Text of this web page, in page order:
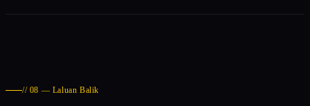
// 08 — Laluan Balik